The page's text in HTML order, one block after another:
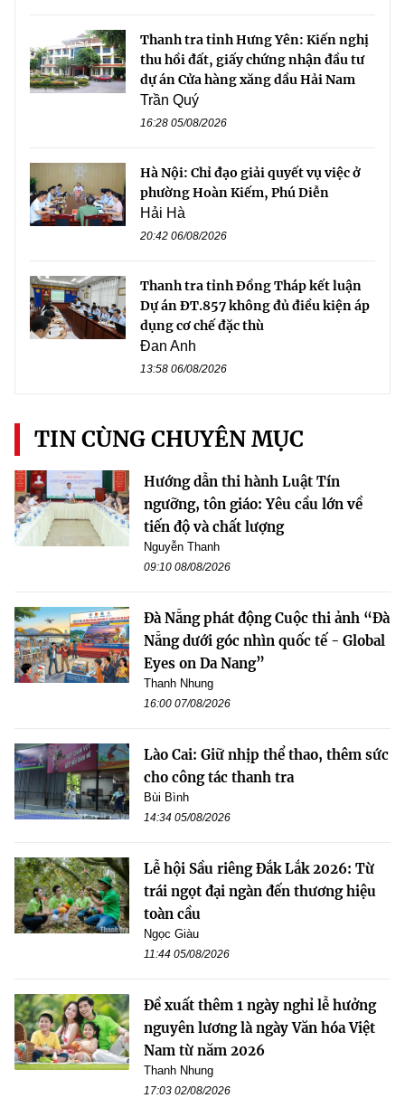
Thanh tra tỉnh Hưng Yên: Kiến nghị
thu hồi đất, giấy chứng nhận đầu tư
dự án Cửa hàng xăng dầu Hải Nam
Trần Quý
16:28 05/08/2026
Hà Nội: Chỉ đạo giải quyết vụ việc ở
phường Hoàn Kiếm, Phú Diễn
Hải Hà
20:42 06/08/2026
Thanh tra tỉnh Đồng Tháp kết luận
Dự án ĐT.857 không đủ điều kiện áp
dụng cơ chế đặc thù
Đan Anh
13:58 06/08/2026
TIN CÙNG CHUYÊN MỤC
Hướng dẫn thi hành Luật Tín
ngưỡng, tôn giáo: Yêu cầu lớn về
tiến độ và chất lượng
Nguyễn Thanh
09:10 08/08/2026
Đà Nẵng phát động Cuộc thi ảnh “Đà
Nẵng dưới góc nhìn quốc tế - Global
Eyes on Da Nang”
Thanh Nhung
16:00 07/08/2026
Lào Cai: Giữ nhịp thể thao, thêm sức
cho công tác thanh tra
Bùi Bình
14:34 05/08/2026
Lễ hội Sầu riêng Đắk Lắk 2026: Từ
trái ngọt đại ngàn đến thương hiệu
toàn cầu
Ngọc Giàu
11:44 05/08/2026
Đề xuất thêm 1 ngày nghỉ lễ hưởng
nguyên lương là ngày Văn hóa Việt
Nam từ năm 2026
Thanh Nhung
17:03 02/08/2026